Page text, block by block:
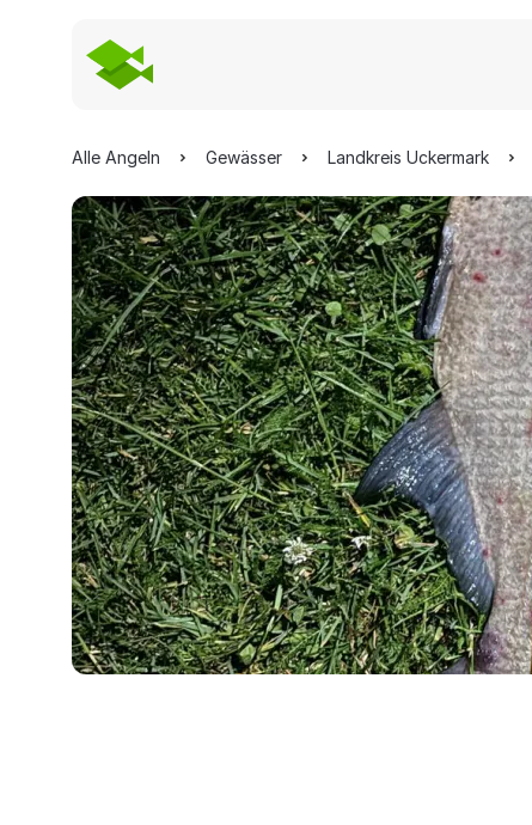
Alle Angeln Gewässer Landkreis Uckermark